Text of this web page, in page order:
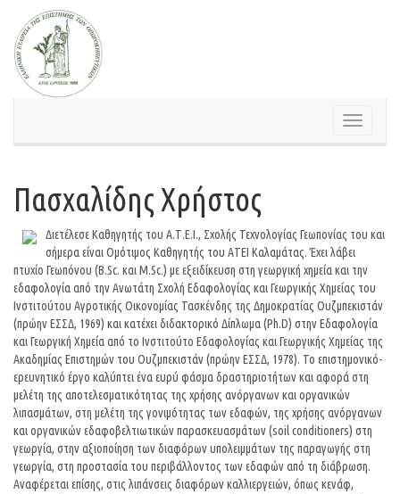
content
Toggle
Πασχαλίδης Χρήστος
Διετέλεσε Καθηγητής του Α.Τ.Ε.Ι., Σχολής Τεχνολογίας Γεωπονίας του και
σήμερα είναι Ομότιμος Καθηγητής του ΑΤΕΙ Καλαμάτας. Έχει λάβει
πτυχίο Γεωπόνου (Β.Sc. και M.Sc.) με εξειδίκευση στη γεωργική χημεία και την
εδαφολογία από την Ανωτάτη Σχολή Εδαφολογίας και Γεωργικής Χημείας του
Ινστιτούτου Αγροτικής Οικονομίας Τασκένδης της Δημοκρατίας Ουζμπεκιστάν
(πρώην ΕΣΣΔ, 1969) και κατέχει διδακτορικό Δίπλωμα (Ph.D) στην Εδαφολογία
και Γεωργική Χημεία από το Ινστιτούτο Εδαφολογίας και Γεωργικής Χημείας της
Ακαδημίας Επιστημών του Ουζμπεκιστάν (πρώην ΕΣΣΔ, 1978). Το επιστημονικό-
ερευνητικό έργο καλύπτει ένα ευρύ φάσμα δραστηριοτήτων και αφορά στη
μελέτη της αποτελεσματικότητας της χρήσης ανόργανων και οργανικών
λιπασμάτων, στη μελέτη της γονιμότητας των εδαφών, της χρήσης ανόργανων
και οργανικών εδαφοβελτιωτικών παρασκευασμάτων (soil conditioners) στη
γεωργία, στην αξιοποίηση των διαφόρων υπολειμμάτων της παραγωγής στη
γεωργία, στη προστασία του περιβάλλοντος των εδαφών από τη διάβρωση.
Αναφέρεται επίσης, στις λιπάνσεις διαφόρων καλλιεργειών, όπως κενάφ,